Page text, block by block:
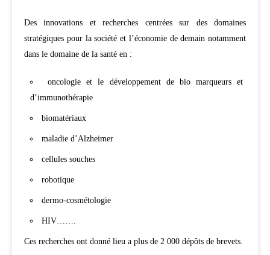
Des innovations et recherches centrées sur des domaines
stratégiques pour la société et l’économie de demain notamment
dans le domaine de la santé en :
oncologie et le développement de bio marqueurs et
d’immunothérapie
biomatériaux
maladie d’Alzheimer
cellules souches
robotique
dermo-cosmétologie
HIV…….
Ces recherches ont donné lieu a plus de 2 000 dépôts de brevets.